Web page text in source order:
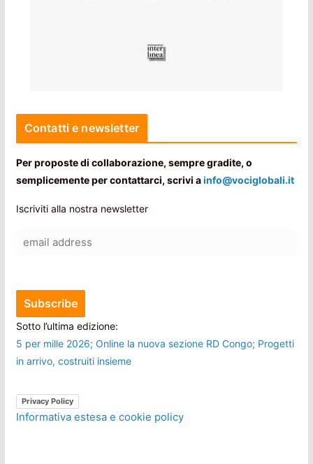
Contatti e newsletter
Per proposte di collaborazione, sempre gradite, o
semplicemente per contattarci, scrivi ainfo@vociglobali.it
Iscriviti alla nostra newsletter
Sotto l’ultima edizione:
5 per mille 2026; Online la nuova sezione RD Congo; Progetti
in arrivo, costruiti insieme
Privacy Policy
Informativa estesa e cookie policy